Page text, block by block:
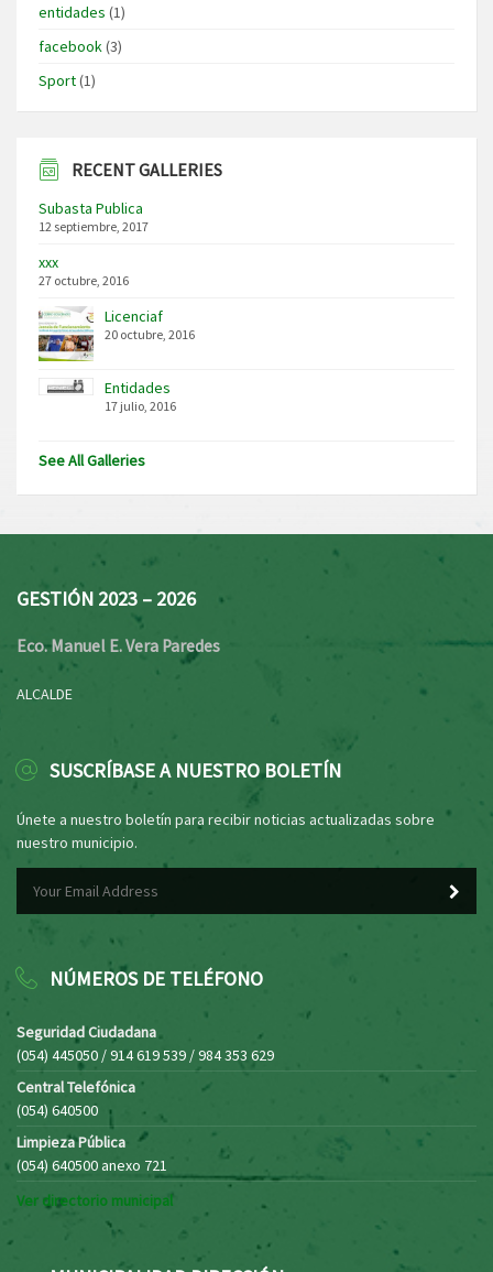
entidades (1)
facebook(3)
Sport(1)
RECENT GALLERIES
Subasta Publica
12 septiembre, 2017
xxx
27 octubre, 2016
Licenciaf
20 octubre, 2016
Entidades
17 julio, 2016
See All Galleries
GESTIÓN 2023 – 2026
Eco. Manuel E. Vera Paredes
ALCALDE
SUSCRÍBASE A NUESTRO BOLETÍN
Únete a nuestro boletín para recibir noticias actualizadas sobre
nuestro municipio.
NÚMEROS DE TELÉFONO
Seguridad Ciudadana
(054) 445050 / 914 619 539 / 984 353 629
Central Telefónica
(054) 640500
Limpieza Pública
(054) 640500 anexo 721
Ver directorio municipal